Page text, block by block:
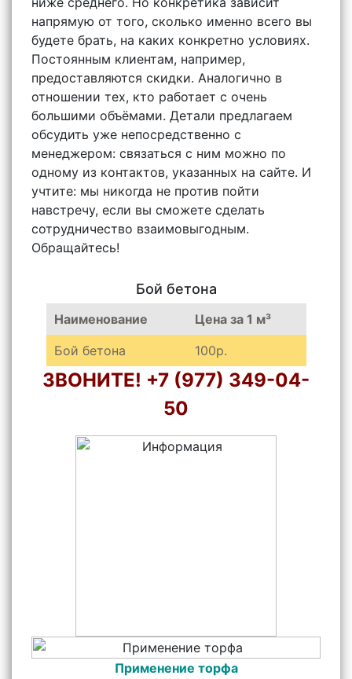
напрямую от того, сколько именно всего вы
будете брать, на каких конкретно условиях.
Постоянным клиентам, например,
предоставляются скидки. Аналогично в
отношении тех, кто работает с очень
большими объёмами. Детали предлагаем
обсудить уже непосредственно с
менеджером: связаться с ним можно по
одному из контактов, указанных на сайте. И
учтите: мы никогда не против пойти
навстречу, если вы сможете сделать
сотрудничество взаимовыгодным.
Обращайтесь!
Бой бетона
Наименование
Цена за 1 м³
Бой бетона
100р.
ЗВОНИТЕ! +7 (977) 349-04-
50
Применение торфа